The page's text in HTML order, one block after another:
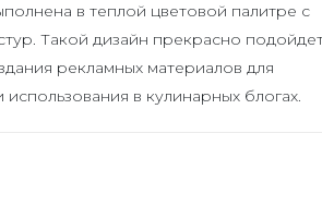
в теплой цветовой палитре с
Такой дизайн прекрасно
рекламных материалов для
в кулинарных блогах.